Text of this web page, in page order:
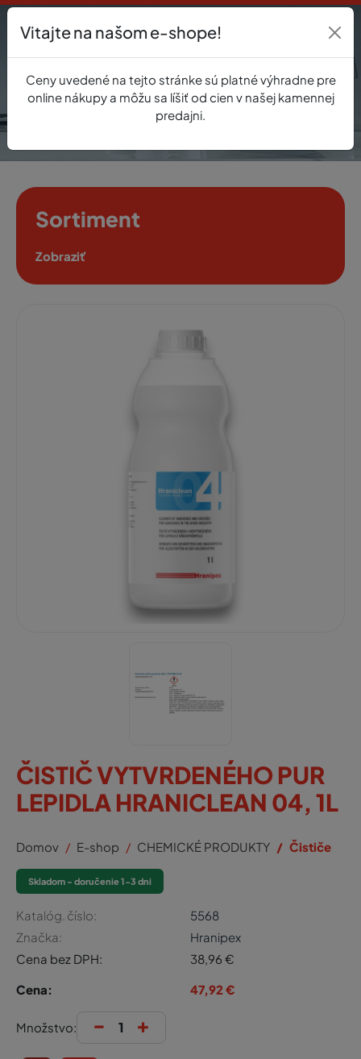
0
Sortiment
Zobraziť
ČISTIČ VYTVRDENÉHO PUR
LEPIDLA HRANICLEAN 04, 1L
Domov E-shop CHEMICKÉ PRODUKTY Čističe
Skladom - doručenie 1-3 dni
Katalóg. číslo:
5568
Značka:
Hranipex
Cena bez DPH:
38,96 €
Cena:
47,92 €
Množstvo: - +
Vitajte na našom e-shope!
Ceny uvedené na tejto stránke sú platné výhradne pre
online nákupy a môžu sa líšiť od cien v našej kamennej
predajni.